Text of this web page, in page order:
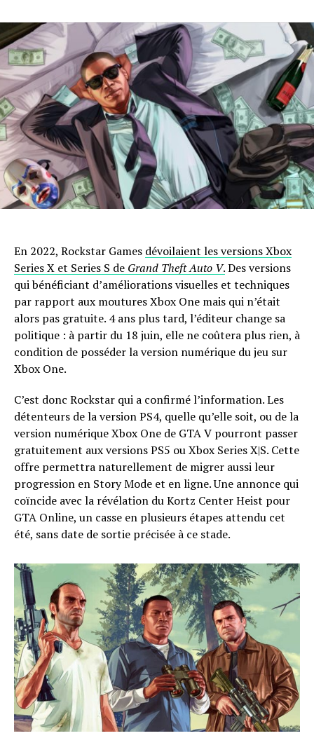
En 2022, Rockstar Games dévoilaient les versions Xbox
Series X et Series S de Grand Theft Auto V.Des versions
qui bénéficiant d’améliorations visuelles et techniques
par rapport aux moutures Xbox One mais qui n’était
alors pas gratuite. 4 ans plus tard, l’éditeur change sa
politique : à partir du 18 juin, elle ne coûtera plus rien, à
condition de posséder la version numérique du jeu sur
Xbox One.
C’est donc Rockstar qui a confirmé l’information. Les
détenteurs de la version PS4, quelle qu’elle soit, ou de la
version numérique Xbox One de GTA V pourront passer
gratuitement aux versions PS5 ou Xbox Series X|S. Cette
offre permettra naturellement de migrer aussi leur
progression en Story Mode et en ligne. Une annonce qui
coïncide avec la révélation du Kortz Center Heist pour
GTA Online, un casse en plusieurs étapes attendu cet
été, sans date de sortie précisée à ce stade.